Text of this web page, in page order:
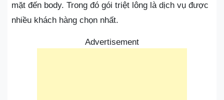
mặt đến body. Trong đó gói triệt lông là dịch vụ được
nhiều khách hàng chọn nhất.
Advertisement